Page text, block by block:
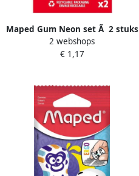
Maped Gum Neon set Ã 2 stuks
assorti
2 webshops
€ 1,17